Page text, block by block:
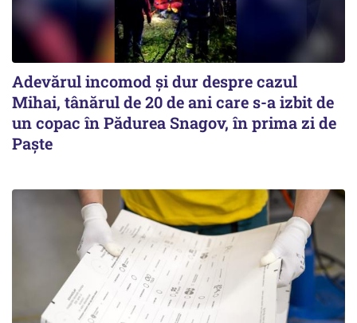
Adevărul incomod și dur despre cazul
Mihai, tânărul de 20 de ani care s-a izbit de
un copac în Pădurea Snagov, în prima zi de
Paște